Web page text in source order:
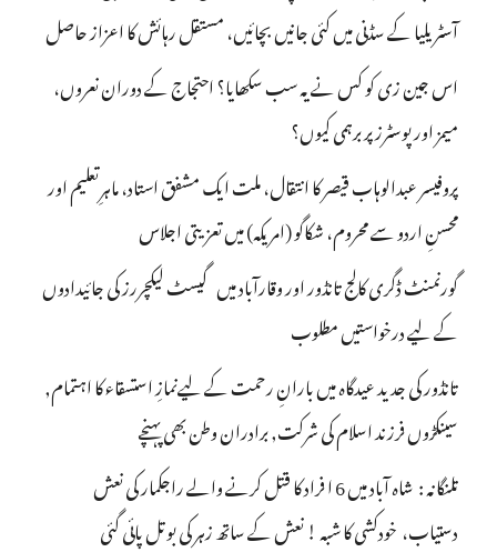
آسٹریلیا کے سڈنی میں کئی جانیں بچائیں، مستقل رہائش کا اعزاز حاصل
اس جین زی کو کس نے یہ سب سکھایا؟ احتجاج کے دوران نعروں،
میمز اور پوسٹرز پر برہمی کیوں؟
پروفیسر عبدالوہاب قیصر کا انتقال، ملت ایک مشفق استاد، ماہرِتعلیم اور
محسنِ اردو سے محروم، شکاگو (امریکہ) میں تعزیتی اجلاس
گورنمنٹ ڈگری کالج تانڈور اور وقارآباد میں گیسٹ لیکچررز کی جائیدادوں
کے لیے درخواستیں مطلوب
تانڈور کی جدید عیدگاہ میں بارانِ رحمت کے لیےنمازِ استسقاء کا اہتمام,
سینکڑوں فرزند اسلام کی شرکت, برادران وطن بھی پہنچے
تلنگانہ : شاہ آباد میں 6 ا فراد کا قتل کرنے والے راجکمار کی نعش
دستیاب، خودکشی کا شبہ ! نعش کے ساتھ زہر کی بوتل پائی گئی